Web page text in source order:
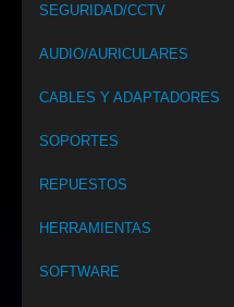
SEGURIDAD/CCTV
AUDIO/AURICULARES
CABLES Y ADAPTADORES
SOPORTES
REPUESTOS
HERRAMIENTAS
SOFTWARE